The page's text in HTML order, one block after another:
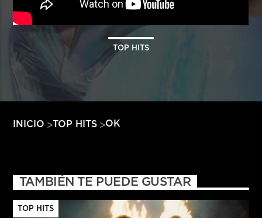
HITS – 96.5 FM
HITS
TOP HITS
INICIO TOP HITS OK
TAMBIÉN TE PUEDE GUSTAR
TOP HITS